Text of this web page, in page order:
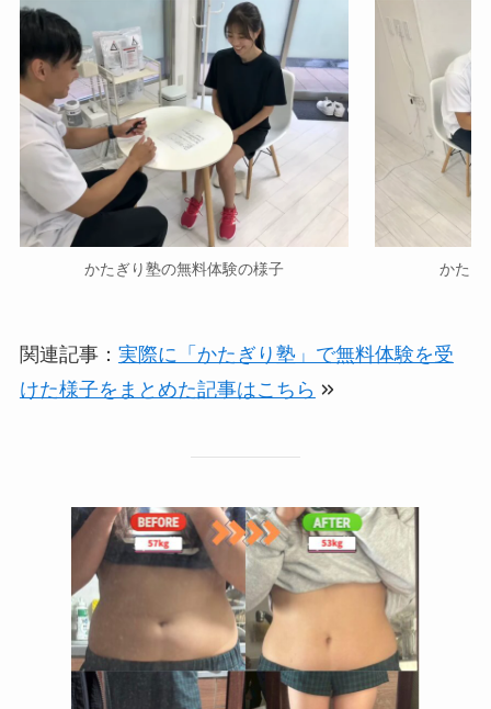
かたぎり塾の無料体験の様子 かたぎ
関連記事： 実際に「かたぎり塾」で無料体験を受
けた様子をまとめた記事はこちら